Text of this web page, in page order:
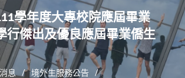
學年度大專校院應屆畢業
行傑出及優良應屆畢業僑生
息
境外生服務公告